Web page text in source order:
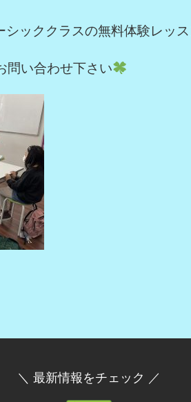
シッククラスの無料体験レッス
問い合わせ下さい
＼ 最新情報をチェック ／